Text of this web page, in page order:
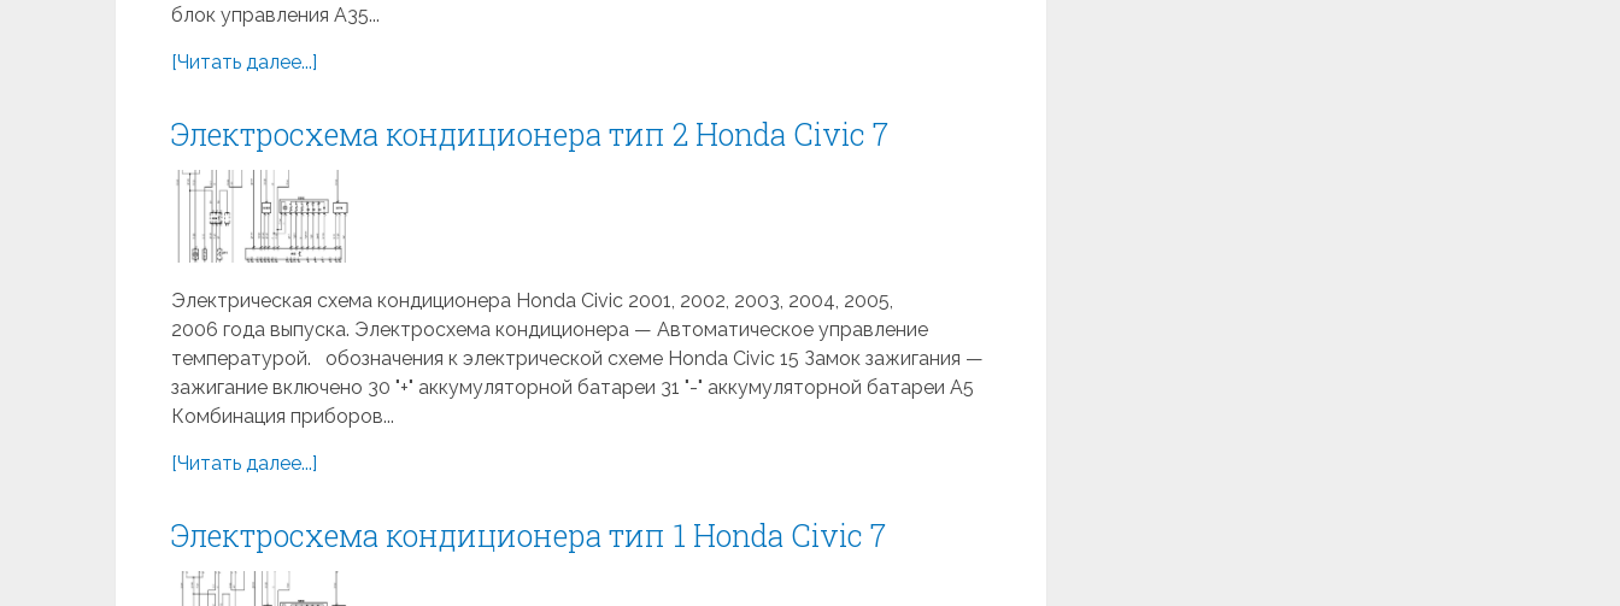
блок управления A35...
[Читать далее...]
Электросхема кондиционера тип 2 Honda Civic 7
Электрическая схема кондиционера Honda Civic 2001, 2002, 2003, 2004, 2005,
2006 года выпуска. Электросхема кондиционера — Автоматическое управление
температурой. обозначения к электрической схеме Honda Civic 15 Замок зажигания —
зажигание включено 30 "+" аккумуляторной батареи 31 "-" аккумуляторной батареи A5
Комбинация приборов...
[Читать далее...]
Электросхема кондиционера тип 1 Honda Civic 7